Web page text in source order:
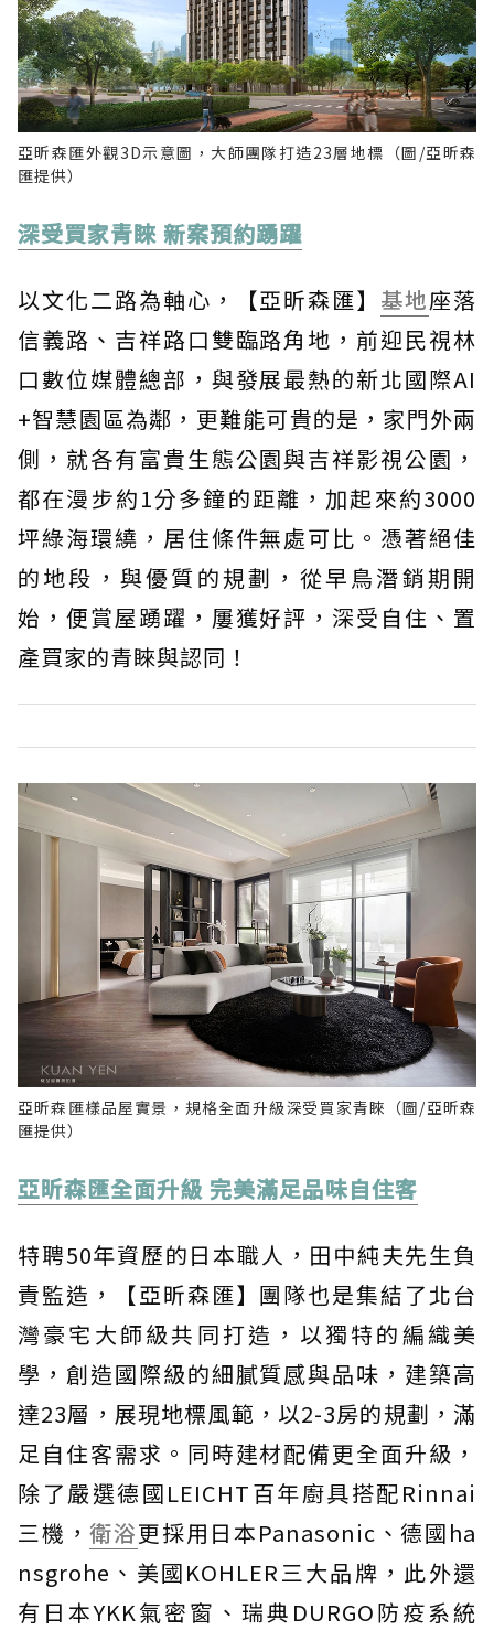
亞昕森匯外觀3D示意圖，大師團隊打造23層地標（圖/亞昕森
匯提供）
深受買家青睞 新案預約踴躍
以文化二路為軸心，【亞昕森匯】 基地座落
信義路、吉祥路口雙臨路角地，前迎民視林
口數位媒體總部，與發展最熱的新北國際AI
+智慧園區為鄰，更難能可貴的是，家門外兩
側，就各有富貴生態公園與吉祥影視公園，
都在漫步約1分多鐘的距離，加起來約3000
坪綠海環繞，居住條件無處可比。憑著絕佳
的地段，與優質的規劃，從早鳥潛銷期開
始，便賞屋踴躍，屢獲好評，深受自住、置
產買家的青睞與認同！
亞昕森匯樣品屋實景，規格全面升級深受買家青睞（圖/亞昕森
匯提供）
亞昕森匯全面升級 完美滿足品味自住客
特聘50年資歷的日本職人，田中純夫先生負
責監造，【亞昕森匯】團隊也是集結了北台
灣豪宅大師級共同打造，以獨特的編織美
學，創造國際級的細膩質感與品味，建築高
達23層，展現地標風範，以2-3房的規劃，滿
足自住客需求。同時建材配備更全面升級，
除了嚴選德國LEICHT百年廚具搭配Rinnai
三機，衛浴更採用日本Panasonic、德國ha
nsgrohe、美國KOHLER三大品牌，此外還
有日本YKK氣密窗、瑞典DURGO防疫系統